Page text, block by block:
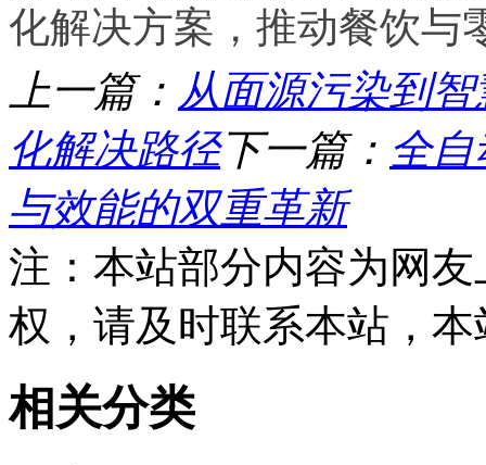
化解决方案，推动餐饮与
上一篇： 从面源污染到
化解决路径下一篇： 全
与效能的双重革新
注：本站部分内容为网
权，请及时联系本站，
相关分类